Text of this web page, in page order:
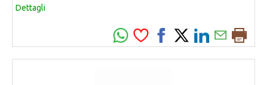
Dettagli